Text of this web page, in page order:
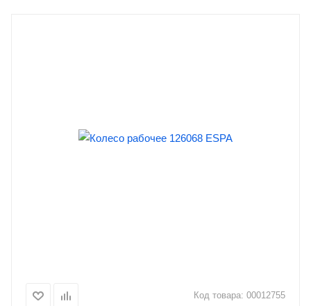
Код товара: 00012755